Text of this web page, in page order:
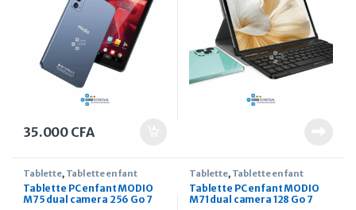
35.000 CFA
Tablette, Tablette enfant
Tablette PC enfant MODIO
M75 dual camera 256 Go 7
Tablette, Tablette enfant
Tablette PC enfant MODIO
M71 dual camera 128 Go 7